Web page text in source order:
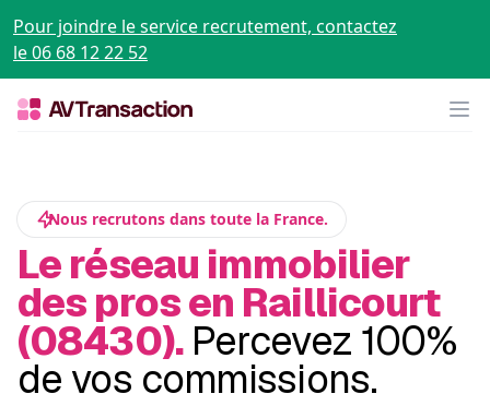
Pour joindre le service recrutement, contactez
le 06 68 12 22 52
Nous recrutons dans toute la France.
Le réseau immobilier
des pros en Raillicourt
(08430). Percevez 100%
de vos commissions.